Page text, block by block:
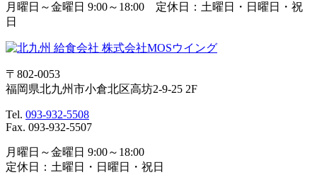
月曜日～金曜日 9:00～18:00 定休日：土曜日・日曜日・祝
日
〒802-0053
福岡県北九州市小倉北区高坊2-9-25 2F
Tel. 093-932-5508
Fax. 093-932-5507
月曜日～金曜日 9:00～18:00
定休日：土曜日・日曜日・祝日